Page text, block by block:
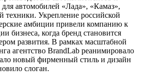
для автомобилей «Лада», «Камаз»,
техники. Укрепление российской
амбиции привели компанию к
бизнеса, когда бренд становится
развития. В рамках масштабной
агентство BrandLab реанимировало
новый фирменный стиль и дизайн
слоган.